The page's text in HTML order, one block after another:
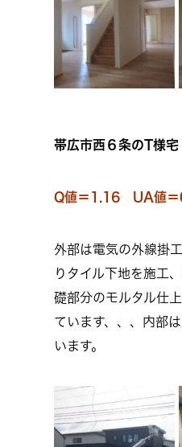
帯広市西６条のT様宅
Q値＝1.16 UA値
外部は電気の外線掛
りタイル下地を施工
礎部分のモルタル仕
ています、、、内部
います。